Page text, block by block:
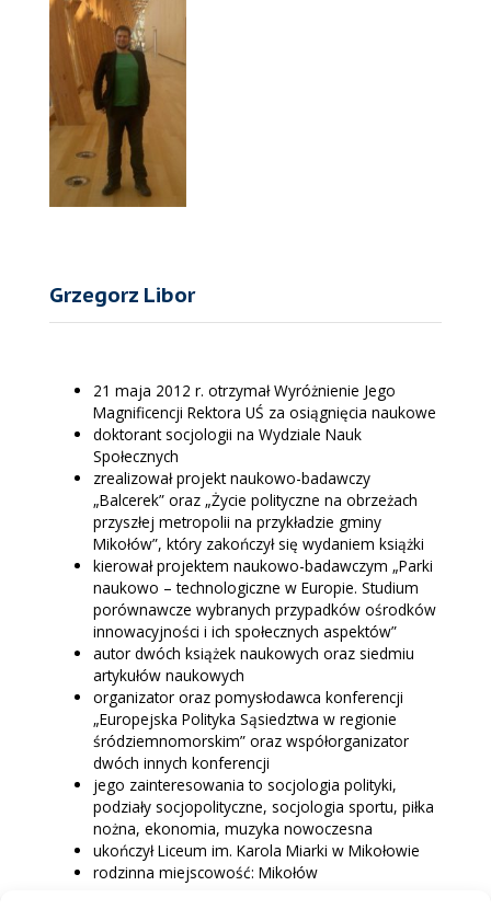
Grzegorz Libor
21 maja 2012 r. otrzymał Wyróżnienie Jego
Magnificencji Rektora UŚ za osiągnięcia naukowe
doktorant socjologii na Wydziale Nauk
Społecznych
zrealizował projekt naukowo-badawczy
„Balcerek” oraz „Życie polityczne na obrzeżach
przyszłej metropolii na przykładzie gminy
Mikołów”, który zakończył się wydaniem książki
kierował projektem naukowo-badawczym „Parki
naukowo – technologiczne w Europie. Studium
porównawcze wybranych przypadków ośrodków
innowacyjności i ich społecznych aspektów”
autor dwóch książek naukowych oraz siedmiu
artykułów naukowych
organizator oraz pomysłodawca konferencji
„Europejska Polityka Sąsiedztwa w regionie
śródziemnomorskim” oraz współorganizator
dwóch innych konferencji
jego zainteresowania to socjologia polityki,
podziały socjopolityczne, socjologia sportu, piłka
nożna, ekonomia, muzyka nowoczesna
ukończył Liceum im. Karola Miarki w Mikołowie
rodzinna miejscowość: Mikołów